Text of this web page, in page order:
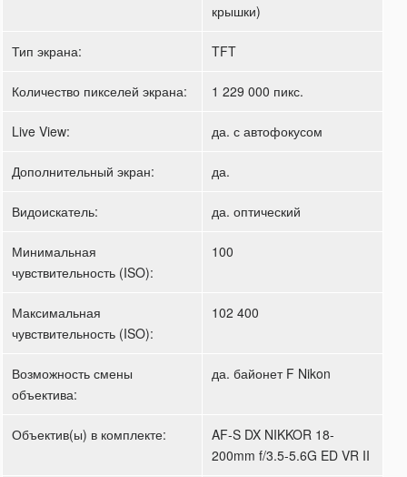
крышки)
Тип экрана: TFT
Количество пикселей экрана: 1 229 000 пикс.
Live View: да. с автофокусом
Дополнительный экран: да.
Видоискатель: да. оптический
Минимальная
чувствительность (ISO):
100
Максимальная
чувствительность (ISO):
102 400
Возможность смены
объектива:
да. байонет F Nikon
Объектив(ы) в комплекте:
AF-S DX NIKKOR 18-
200mm f/3.5-5.6G ED VR II